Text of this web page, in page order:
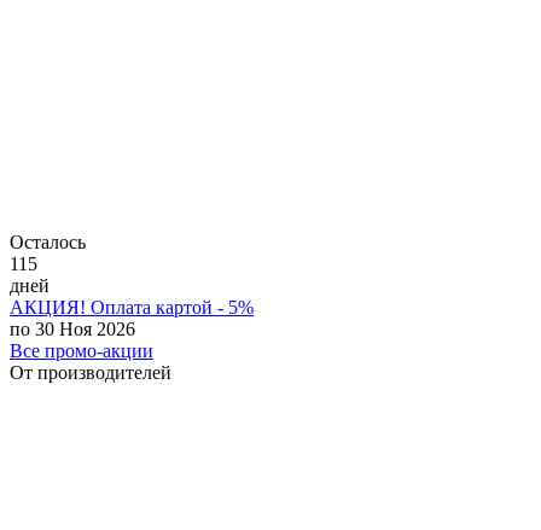
Осталось
115
дней
АКЦИЯ! Оплата картой - 5%
по 30 Ноя 2026
Все промо-акции
От производителей